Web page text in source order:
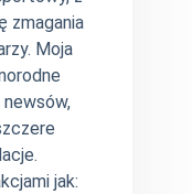
zmagania
Moja
jak: